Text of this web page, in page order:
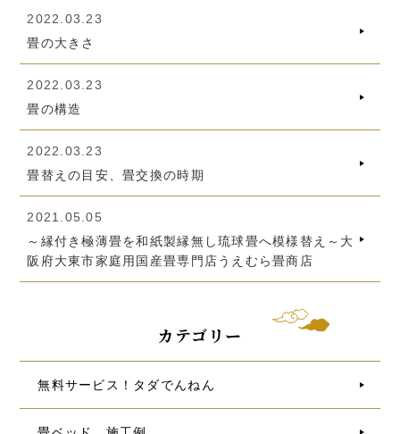
2022.03.23
畳の大きさ
2022.03.23
畳の構造
2022.03.23
畳替えの目安、畳交換の時期
2021.05.05
～縁付き極薄畳を和紙製縁無し琉球畳へ模様替え～大
阪府大東市家庭用国産畳専門店うえむら畳商店
カテゴリー
無料サービス！タダでんねん